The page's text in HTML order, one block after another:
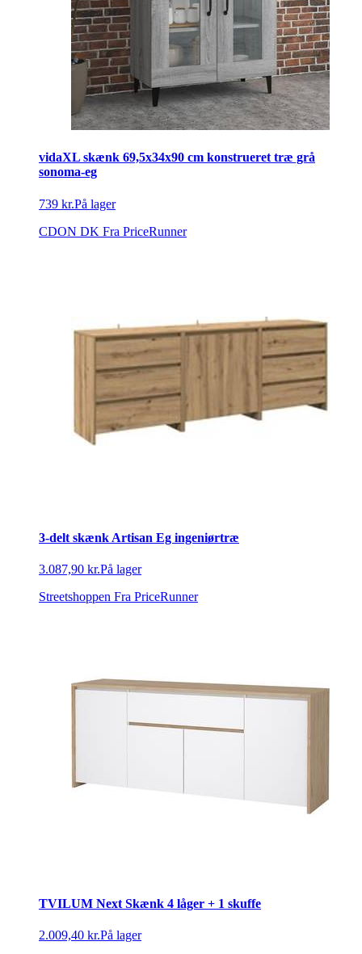
vidaXL skænk 69,5x34x90 cm konstrueret træ grå
sonoma-eg
739 kr.På lager
CDON DK Fra PriceRunner
3-delt skænk Artisan Eg ingeniørtræ
3.087,90 kr.På lager
Streetshoppen Fra PriceRunner
TVILUM Next Skænk 4 låger + 1 skuffe
2.009,40 kr.På lager